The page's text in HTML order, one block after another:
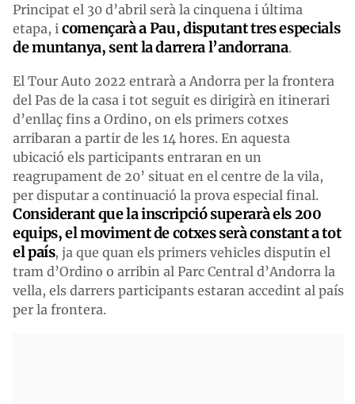
Principat el 30 d’abril serà la cinquena i última
etapa, i començarà a Pau, disputant tres especials
de muntanya, sent la darrera l’andorrana.
El Tour Auto 2022 entrarà a Andorra per la frontera
del Pas de la casa i tot seguit es dirigirà en itinerari
d’enllaç fins a Ordino, on els primers cotxes
arribaran a partir de les 14 hores. En aquesta
ubicació els participants entraran en un
reagrupament de 20’ situat en el centre de la vila,
per disputar a continuació la prova especial final.
Considerant que la inscripció superarà els 200
equips, el moviment de cotxes serà constant a tot
el país, ja que quan els primers vehicles disputin el
tram d’Ordino o arribin al Parc Central d’Andorra la
vella, els darrers participants estaran accedint al país
per la frontera.